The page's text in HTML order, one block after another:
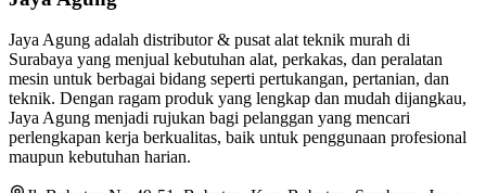
Jaya Agung adalah distributor & pusat alat teknik murah di
Surabaya yang menjual kebutuhan alat, perkakas, dan peralatan
mesin untuk berbagai bidang seperti pertukangan, pertanian, dan
teknik. Dengan ragam produk yang lengkap dan mudah dijangkau,
Jaya Agung menjadi rujukan bagi pelanggan yang mencari
perlengkapan kerja berkualitas, baik untuk penggunaan profesional
maupun kebutuhan harian.